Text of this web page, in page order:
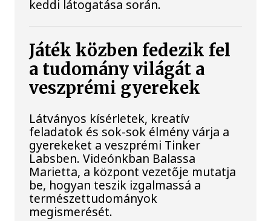
keddi látogatása során.
Játék közben fedezik fel
a tudomány világát a
veszprémi gyerekek
Látványos kísérletek, kreatív
feladatok és sok-sok élmény várja a
gyerekeket a veszprémi Tinker
Labsben. Videónkban Balassa
Marietta, a központ vezetője mutatja
be, hogyan teszik izgalmassá a
természettudományok
megismerését.